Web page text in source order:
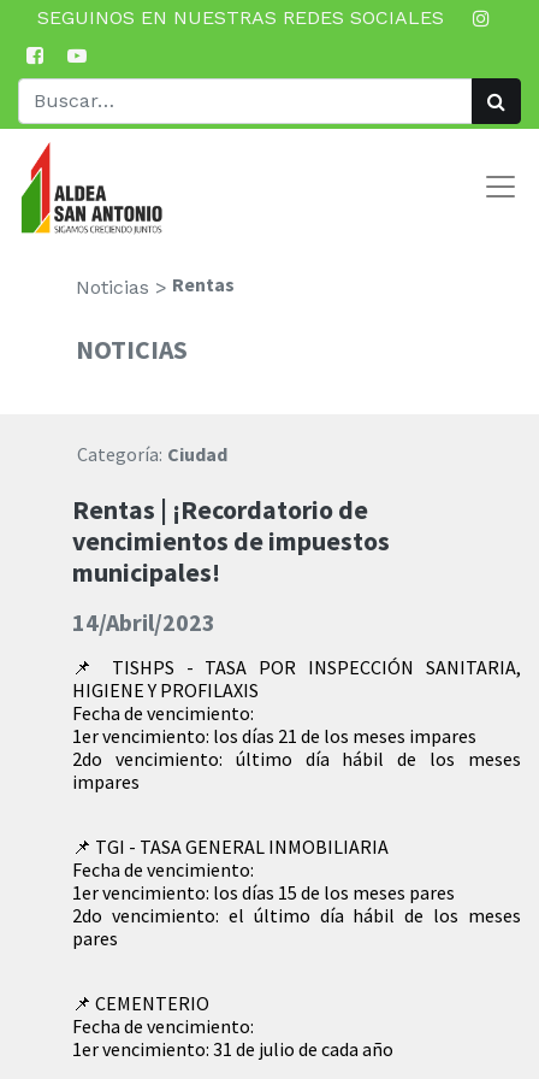
SEGUINOS EN NUESTRAS REDES SOCIALES
Noticias > Rentas
NOTICIAS
Categoría: Ciudad
Rentas | ¡Recordatorio de
vencimientos de impuestos
municipales!
14/Abril/2023
📌 TISHPS - TASA POR INSPECCIÓN SANITARIA,
HIGIENE Y PROFILAXIS
Fecha de vencimiento:
1er vencimiento: los días 21 de los meses impares
2do vencimiento: último día hábil de los meses
impares
📌 TGI - TASA GENERAL INMOBILIARIA
Fecha de vencimiento:
1er vencimiento: los días 15 de los meses pares
2do vencimiento: el último día hábil de los meses
pares
📌 CEMENTERIO
Fecha de vencimiento:
1er vencimiento: 31 de julio de cada año